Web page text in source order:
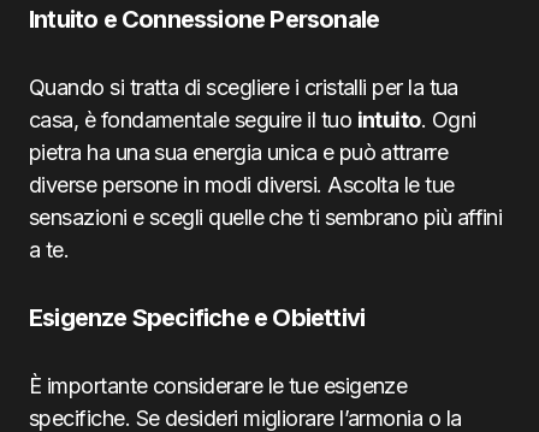
Intuito e Connessione Personale
Quando si tratta di scegliere i cristalli per la tua
casa, è fondamentale seguire il tuo intuito. Ogni
pietra ha una sua energia unica e può attrarre
diverse persone in modi diversi. Ascolta le tue
sensazioni e scegli quelle che ti sembrano più affini
a te.
Esigenze Specifiche e Obiettivi
È importante considerare le tue esigenze
specifiche. Se desideri migliorare l’armonia o la